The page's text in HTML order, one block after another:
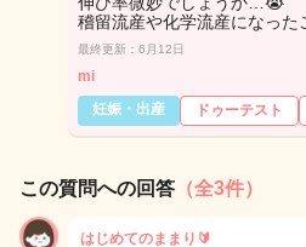
稽留流産や化学流産になった
最終更新：6月12日
mi
妊娠・出産
ドゥーテスト
この質問への回答 （全3件）
はじめてのままり🔰